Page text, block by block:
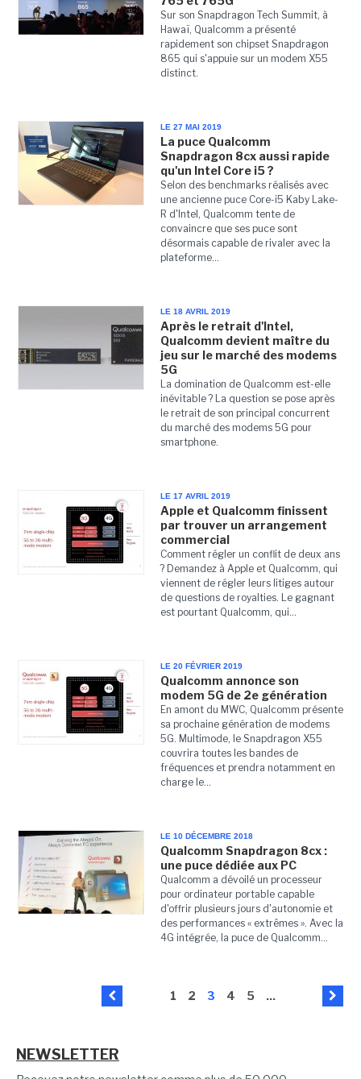
Sur son Snapdragon Tech Summit, à
Hawaï, Qualcomm a présenté
rapidement son chipset Snapdragon
865 qui s'appuie sur un modem X55
distinct.
LE 27 MAI 2019
La puce Qualcomm
Snapdragon 8cx aussi rapide
qu'un Intel Core i5 ?
Selon des benchmarks réalisés avec
une ancienne puce Core-i5 Kaby Lake-
R d'Intel, Qualcomm tente de
convaincre que ses puce sont
désormais capable de rivaler avec la
plateforme...
LE 18 AVRIL 2019
Après le retrait d'Intel,
Qualcomm devient maître du
jeu sur le marché des modems
5G
La domination de Qualcomm est-elle
inévitable ? La question se pose après
le retrait de son principal concurrent
du marché des modems 5G pour
smartphone.
LE 17 AVRIL 2019
Apple et Qualcomm finissent
par trouver un arrangement
commercial
Comment régler un conflit de deux ans
? Demandez à Apple et Qualcomm, qui
viennent de régler leurs litiges autour
de questions de royalties. Le gagnant
est pourtant Qualcomm, qui...
LE 20 FÉVRIER 2019
Qualcomm annonce son
modem 5G de 2e génération
En amont du MWC, Qualcomm présente
sa prochaine génération de modems
5G. Multimode, le Snapdragon X55
couvrira toutes les bandes de
fréquences et prendra notamment en
charge le...
LE 10 DÉCEMBRE 2018
Qualcomm Snapdragon 8cx :
une puce dédiée aux PC
Qualcomm a dévoilé un processeur
pour ordinateur portable capable
d'offrir plusieurs jours d'autonomie et
des performances « extrêmes ». Avec la
4G intégrée, la puce de Qualcomm...
1 2 3 4 5 ...
NEWSLETTER